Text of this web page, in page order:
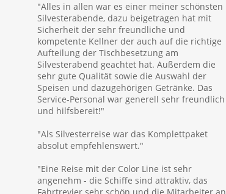
"Alles in allen war es einer meiner schönsten
Silvesterabende, dazu beigetragen hat mit
Sicherheit der sehr freundliche und
kompetente Kellner der auch auf die richtige
Aufteilung der Tischbesetzung am
Silvesterabend geachtet hat. Außerdem die
sehr gute Qualität sowie die Auswahl der
Speisen und dazugehörigen Getränke. Das
Service-Personal war generell sehr freundlich
und hilfsbereit!"
"Als Silvesterreise war das Komplettpaket
absolut empfehlenswert."
"Eine Reise mit der Color Line ist sehr
angenehm - die Schiffe sind attraktiv, das